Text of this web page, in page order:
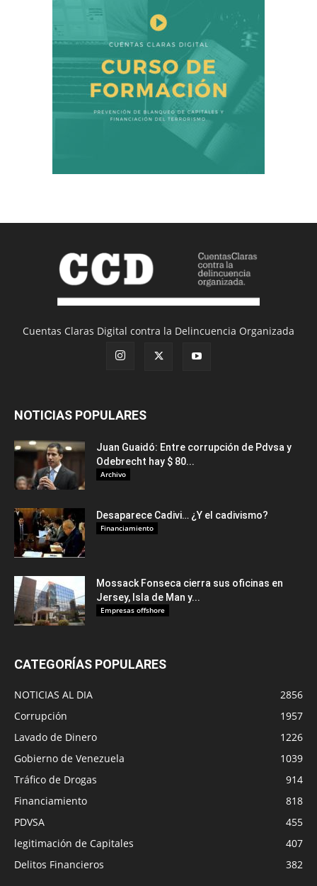
Cuentas Claras Digital contra la Delincuencia Organizada
NOTICIAS POPULARES
Juan Guaidó: Entre corrupción de Pdvsa y
Odebrecht hay $ 80...
Archivo
Desaparece Cadivi… ¿Y el cadivismo?
Financiamiento
Mossack Fonseca cierra sus oficinas en
Jersey, Isla de Man y...
Empresas offshore
CATEGORÍAS POPULARES
NOTICIAS AL DIA
2856
Corrupción
1957
Lavado de Dinero
1226
Gobierno de Venezuela
1039
Tráfico de Drogas
914
Financiamiento
818
PDVSA
455
legitimación de Capitales
407
Delitos Financieros
382